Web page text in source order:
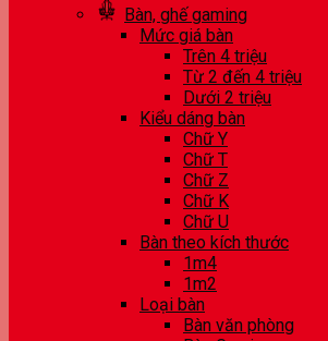
Bàn, ghế gaming
Mức giá bàn
Trên 4 triệu
Từ 2 đến 4 triệu
Dưới 2 triệu
Kiểu dáng bàn
Chữ Y
Chữ T
Chữ Z
Chữ K
Chữ U
Bàn theo kích thước
1m4
1m2
Loại bàn
Bàn văn phòng